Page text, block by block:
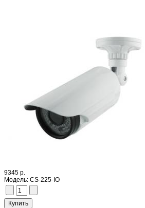
9345 р.
Модель: CS-225-IO